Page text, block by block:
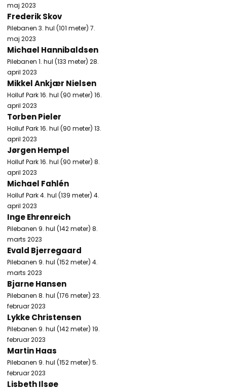
maj 2023
Frederik Skov
Pilebanen 3. hul (101 meter) 7.
maj 2023​
Michael Hannibaldsen
Pilebanen 1. hul (133 meter) 28.
april 2023
Mikkel Ankjær Nielsen
Holluf Park 16. hul (90 meter) 16.
april 2023
Torben Pieler
Holluf Park 16. hul (90 meter) 13.
april 2023
Jørgen Hempel
Holluf Park 16. hul (90 meter) 8.
april 2023
Michael Fahlén
Holluf Park 4. hul (139 meter) 4.
april 2023
Inge Ehrenreich
Pilebanen 9. hul (142 meter) 8.
marts 2023
Evald Bjerregaard
Pilebanen 9. hul (152 meter) 4.
marts 2023
Bjarne Hansen
Pilebanen 8. hul (176 meter) 23.
februar 2023
Lykke Christensen
Pilebanen 9. hul (142 meter) 19.
februar 2023
Martin Haas
Pilebanen 9. hul (152 meter) 5.
februar 2023
Lisbeth Ilsøe